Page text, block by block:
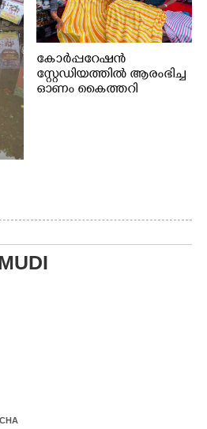
കോർപ്പറേഷൻ
സ്റ്റേഡിയത്തിൽ ആരംഭിച്ച
ഓണം കൈത്തറി